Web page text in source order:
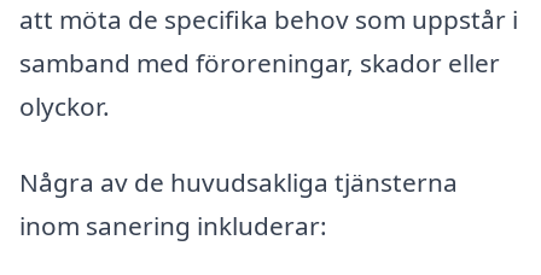
att möta de specifika behov som uppstår i
samband med föroreningar, skador eller
olyckor.
Några av de huvudsakliga tjänsterna
inom sanering inkluderar: